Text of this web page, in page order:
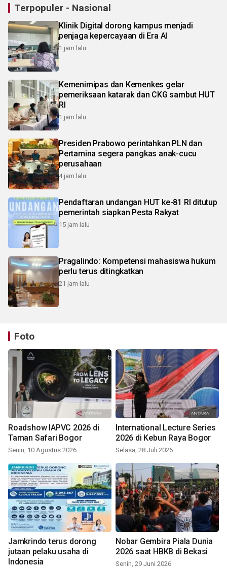
Terpopuler - Nasional
Klinik Digital dorong kampus menjadi
penjaga kepercayaan di Era AI
1 jam lalu
Kemenimipas dan Kemenkes gelar
pemeriksaan katarak dan CKG sambut HUT
RI
1 jam lalu
Presiden Prabowo perintahkan PLN dan
Pertamina segera pangkas anak-cucu
perusahaan
4 jam lalu
Pendaftaran undangan HUT ke-81 RI ditutup
pemerintah siapkan Pesta Rakyat
15 jam lalu
Pragalindo: Kompetensi mahasiswa hukum
perlu terus ditingkatkan
21 jam lalu
Foto
Roadshow IAPVC 2026 di
Taman Safari Bogor
Senin, 10 Agustus 2026
International Lecture Series
2026 di Kebun Raya Bogor
Selasa, 28 Juli 2026
Jamkrindo terus dorong
jutaan pelaku usaha di
Indonesia
Nobar Gembira Piala Dunia
2026 saat HBKB di Bekasi
Senin, 29 Juni 2026